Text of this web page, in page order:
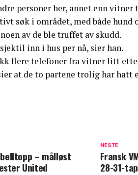
personer her, annet enn vitner
søk i området, med både
av de ble truffet av skudd.
inn i hus per nå, sier han.
flere telefoner fra vitner litt
at de to partene trolig har hatt
NESTE
Fransk
28-31-tap
– målløst
United